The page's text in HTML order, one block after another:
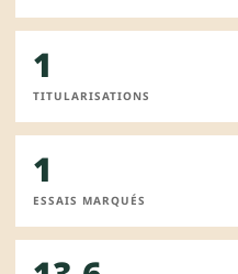
1
TITULARISATIONS
1
ESSAIS MARQUÉS